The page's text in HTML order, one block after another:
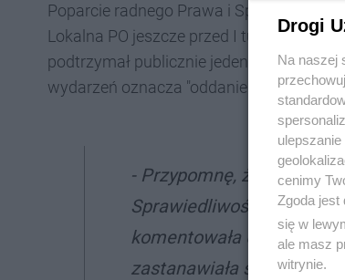
Poparcie radnego Prawa i
Lokalna PO jeszcze przed I turą
podtrzymał publicznie jeden z liderów
wydarzeń oznacza "oddanie władzy w
- Przypomnę, że pan
Sprawiedliwości. Tę
komentowała Urszula
zastanawiała się też, "co
Drogi
Na naszej
cenimy
Zgoda
się w
ale masz
witrynie.